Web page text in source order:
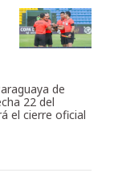
de
22 del
el cierre oficial